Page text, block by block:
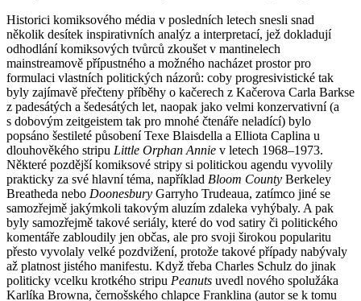
Historici komiksového média v posledních letech snesli snad
několik desítek inspirativních analýz a interpretací, jež dokladují
odhodlání komiksových tvůrců zkoušet v mantinelech
mainstreamově přípustného a možného nacházet prostor pro
formulaci vlastních politických názorů: coby progresivistické tak
byly zajímavě přečteny příběhy o kačerech z Kačerova Carla Barkse
z padesátých a šedesátých let, naopak jako velmi konzervativní (a
s dobovým zeitgeistem tak pro mnohé čtenáře neladící) bylo
popsáno šestileté působení Texe Blaisdella a Elliota Caplina u
dlouhověkého stripu Little Orphan Annie v letech 1968–1973.
Některé pozdější komiksové stripy si politickou agendu vyvolily
prakticky za své hlavní téma, například Bloom County Berkeley
Breatheda nebo Doonesbury Garryho Trudeaua, zatímco jiné se
samozřejmě jakýmkoli takovým aluzím zdaleka vyhýbaly. A pak
byly samozřejmě takové seriály, které do vod satiry či politického
komentáře zabloudily jen občas, ale pro svoji širokou popularitu
přesto vyvolaly velké pozdvižení, protože takové případy nabývaly
až platnost jistého manifestu. Když třeba Charles Schulz do jinak
politicky vcelku krotkého stripu Peanuts uvedl nového spolužáka
Karlíka Browna, černošského chlapce Franklina (autor se k tomu